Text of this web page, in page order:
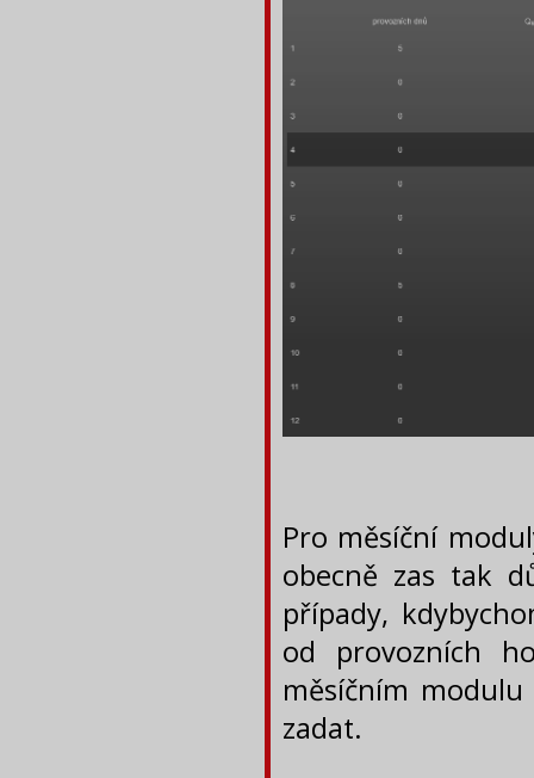
Pro měsíční
obecně zas tak
případy,
od provozních
měsíčním
zadat.